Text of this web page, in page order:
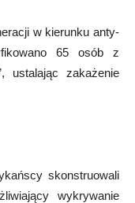
w kierunku anty-
65 osób z
ustalając zakażenie
skonstruowali
wykrywanie